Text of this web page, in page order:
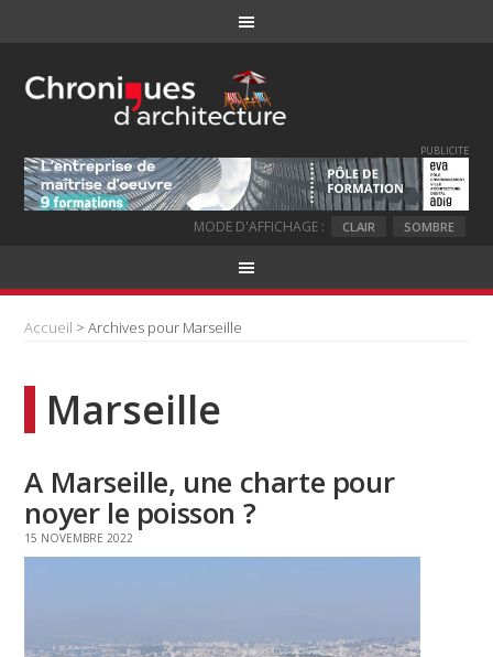
PUBLICITE
MODE D'AFFICHAGE : CLAIR SOMBRE
Accueil > Archives pour Marseille
Marseille
A Marseille, une charte pour
noyer le poisson ?
15 NOVEMBRE 2022